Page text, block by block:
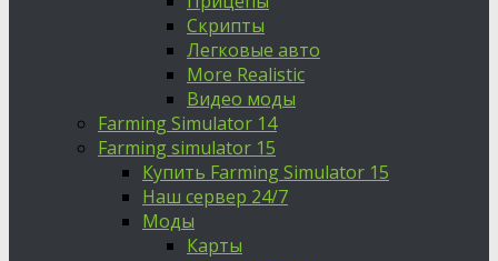
Скрипты
Легковые авто
More Realistic
Видео моды
Farming Simulator 14
Farming simulator 15
Купить Farming Simulator 15
Наш сервер 24/7
Моды
Карты